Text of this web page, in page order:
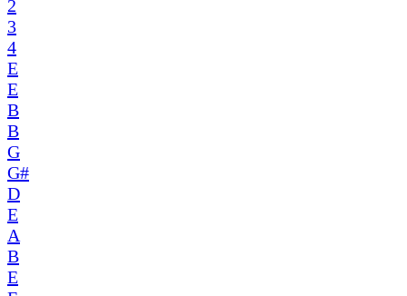
2
3
4
E
E
B
B
G
G#
D
E
A
B
E